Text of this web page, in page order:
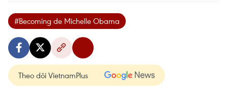
#Becoming de Michelle Obama
Theo dõi VietnamPlus